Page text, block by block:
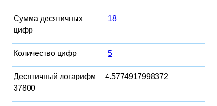
Сумма десятичных
цифр
18
Количество цифр 5
Десятичный логарифм
37800
4.5774917998372